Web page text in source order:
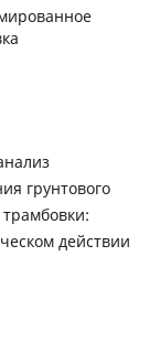
грунтового
действии